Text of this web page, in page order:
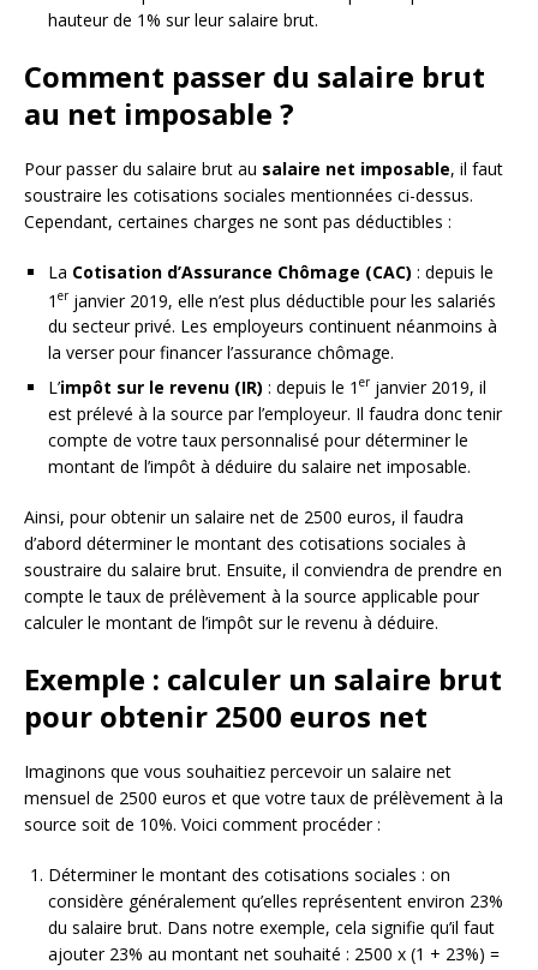
hauteur de 1% sur leur salaire brut.
Comment passer du salaire brut
au net imposable ?
Pour passer du salaire brut au salaire net imposable, il faut
soustraire les cotisations sociales mentionnées ci-dessus.
Cependant, certaines charges ne sont pas déductibles :
La Cotisation d’Assurance Chômage (CAC) : depuis le
1 erjanvier 2019, elle n’est plus déductible pour les salariés
du secteur privé. Les employeurs continuent néanmoins à
la verser pour financer l’assurance chômage.
L’impôt sur le revenu (IR) : depuis le 1 erjanvier 2019, il
est prélevé à la source par l’employeur. Il faudra donc tenir
compte de votre taux personnalisé pour déterminer le
montant de l’impôt à déduire du salaire net imposable.
Ainsi, pour obtenir un salaire net de 2500 euros, il faudra
d’abord déterminer le montant des cotisations sociales à
soustraire du salaire brut. Ensuite, il conviendra de prendre en
compte le taux de prélèvement à la source applicable pour
calculer le montant de l’impôt sur le revenu à déduire.
Exemple : calculer un salaire brut
pour obtenir 2500 euros net
Imaginons que vous souhaitiez percevoir un salaire net
mensuel de 2500 euros et que votre taux de prélèvement à la
source soit de 10%. Voici comment procéder :
Déterminer le montant des cotisations sociales : on
considère généralement qu’elles représentent environ 23%
du salaire brut. Dans notre exemple, cela signifie qu’il faut
ajouter 23% au montant net souhaité : 2500 x (1 + 23%) =